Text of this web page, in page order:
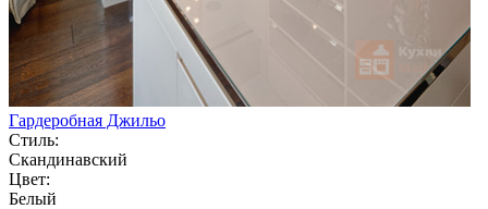
Гардеробная Джильо
Стиль:
Скандинавский
Цвет:
Белый